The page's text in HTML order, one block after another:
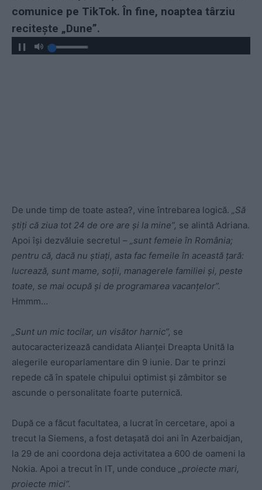
comunice pe TikTok. În fine, noaptea târziu
recitește „Dune”.
De unde timp de toate astea?, vine întrebarea logică. „Să
știți că ziua tot 24 de ore are și la mine”, se alintă Adriana.
Apoi își dezvăluie secretul – „sunt femeie în România;
pentru că, dacă nu știați, asta fac femeile în această țară:
lucrează, sunt mame, soții, managerele familiei și, peste
toate, se mai ocupă și de programarea vacanțelor”.
Hmmm…
„Sunt un mic tocilar, un visător harnic”, se
autocaracterizează candidata Alianței Dreapta Unită la
alegerile europarlamentare din 9 iunie. Dar te prinzi
repede că în spatele chipului optimist și zâmbitor se
ascunde o personalitate foarte puternică.
După ce a făcut facultatea, a lucrat în cercetare, apoi a
trecut la Siemens, a fost detașată doi ani în Azerbaidjan,
la 29 de ani coordona deja activitatea a 600 de oameni la
Nokia. Apoi a trecut în IT, unde conduce „proiecte mari,
proiecte mici”.